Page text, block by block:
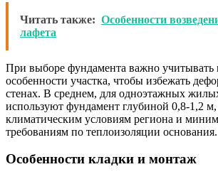
Читать также: Особенности
лафета
При выборе фундамента важно учитывать
особенности участка, чтобы избежать
стенах. В среднем, для одноэтажных
используют фундамент глубиной 0,8-1,2 м,
климатическим условиям региона и
требованиям по теплоизоляции основания.
Особенности кладки и монтаж